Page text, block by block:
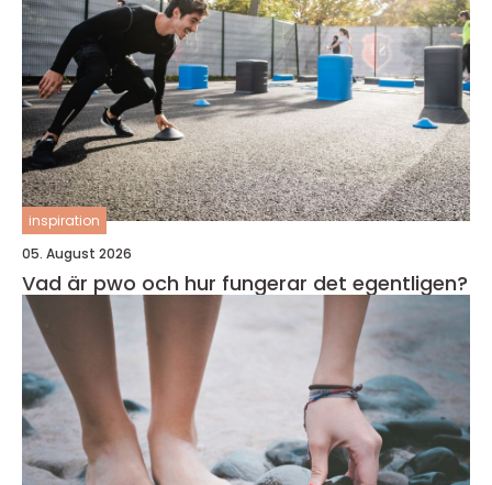
inspiration
05. August 2026
Vad är pwo och hur fungerar det egentligen?